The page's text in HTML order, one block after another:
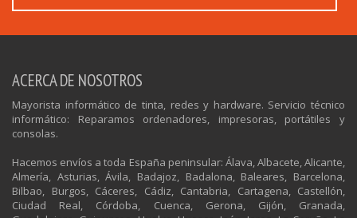
ACERCA DE NOSOTROS
Mayorista informático de tinta, redes y hardware. Servicio técnico
informático: Reparamos ordenadores, impresoras, portátiles y
consolas.
Hacemos envíos a toda España peninsular: Álava, Albacete, Alicante,
Almería, Asturias, Ávila, Badajoz, Badalona, Baleares, Barcelona,
Bilbao, Burgos, Cáceres, Cádiz, Cantabria, Cartagena, Castellón,
Ciudad Real, Córdoba, Cuenca, Gerona, Gijón, Granada,